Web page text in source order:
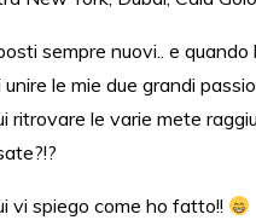
sempre nuovi.. e
le mie due grandi
ritrovare le varie mete
vi spiego come ho fatto!!